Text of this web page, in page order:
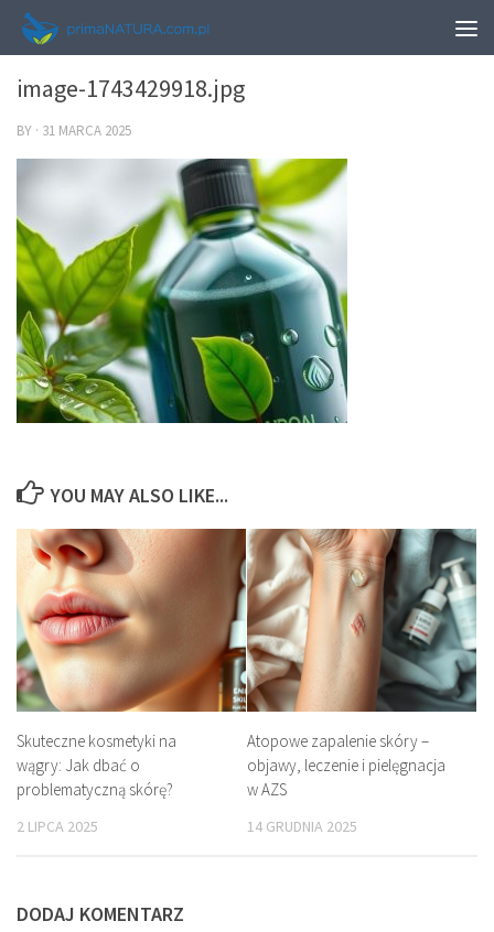
0
image-1743429918.jpg
BY · 31 MARCA 2025
YOU MAY ALSO LIKE...
Skuteczne kosmetyki na
wągry: Jak dbać o
problematyczną skórę?
2 LIPCA 2025
Atopowe zapalenie skóry –
objawy, leczenie i pielęgnacja
w AZS
14 GRUDNIA 2025
DODAJ KOMENTARZ